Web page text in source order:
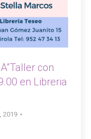
con
en Libreria
2019